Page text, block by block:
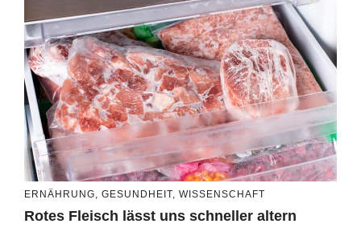
ERNÄHRUNG, GESUNDHEIT, WISSENSCHAFT
Rotes Fleisch lässt uns schneller altern